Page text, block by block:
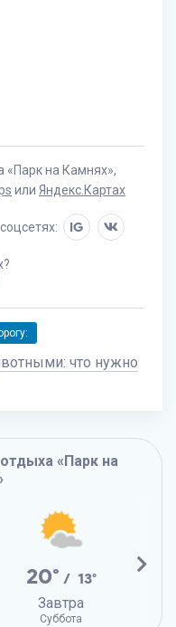
«Парк на Камнях»,
или Яндекс.Картах
IG
что нужно
«Парк на
20° / 13°
Завтра
Суббота